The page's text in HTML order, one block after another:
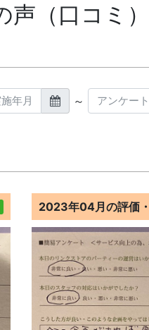
（口コミ）
～
2023年04月の評価